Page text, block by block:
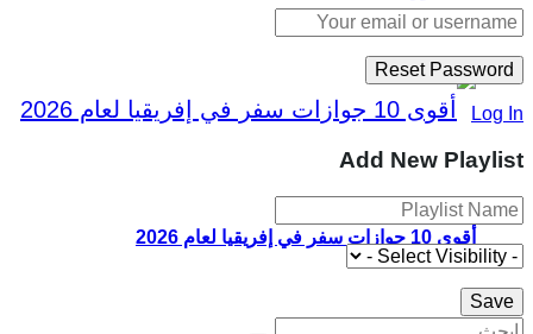
أقوى 10 جوازات سفر في إفريقيا لعام 2026
Log In
Add New Playlist